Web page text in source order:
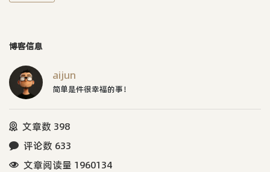
博客信息
aijun
简单是件很幸福的事！
文章数 398
评论数 633
文章阅读量 1960134